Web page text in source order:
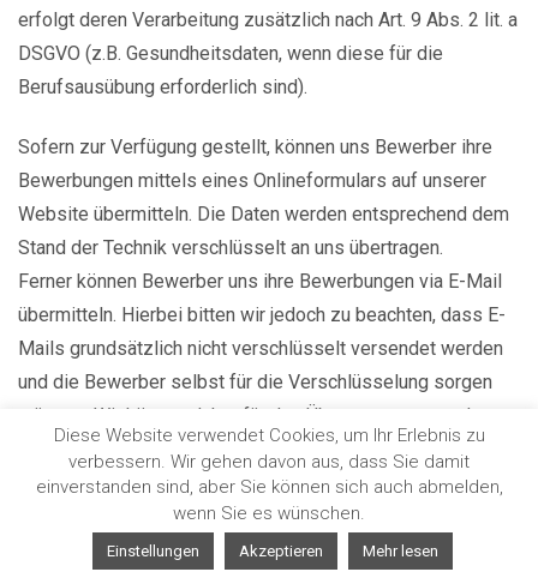
erfolgt deren Verarbeitung zusätzlich nach Art. 9 Abs. 2 lit. a
DSGVO (z.B. Gesundheitsdaten, wenn diese für die
Berufsausübung erforderlich sind).
Sofern zur Verfügung gestellt, können uns Bewerber ihre
Bewerbungen mittels eines Onlineformulars auf unserer
Website übermitteln. Die Daten werden entsprechend dem
Stand der Technik verschlüsselt an uns übertragen.
Ferner können Bewerber uns ihre Bewerbungen via E-Mail
übermitteln. Hierbei bitten wir jedoch zu beachten, dass E-
Mails grundsätzlich nicht verschlüsselt versendet werden
und die Bewerber selbst für die Verschlüsselung sorgen
müssen. Wir können daher für den Übertragungsweg der
Bewerbung zwischen dem Absender und dem Empfang auf
unserem Server keine Verantwortung übernehmen und
empfehlen daher eher ein Online-Formular oder den
postalischen Versand zu nutzen. Denn statt der Bewerbung
Diese Website verwendet Cookies, um Ihr Erlebnis zu
verbessern. Wir gehen davon aus, dass Sie damit
einverstanden sind, aber Sie können sich auch abmelden,
wenn Sie es wünschen.
Einstellungen Akzeptieren Mehr lesen